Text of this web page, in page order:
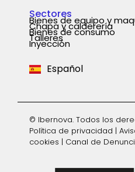
Sectores
Bienes de equipo y
Chapa y calderería
Bienes de consumo
Talleres
Inyección
Español
Português
English
Deutsch
© Ibernova. Todos los
Política de privacidad |
cookies | Canal de